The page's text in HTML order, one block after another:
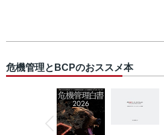
危機管理とBCPのおススメ本